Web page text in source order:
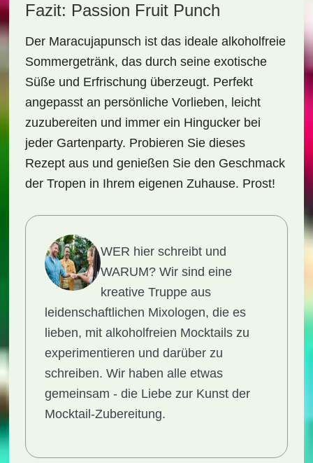
Fazit: Passion Fruit Punch
Der Maracujapunsch ist das ideale alkoholfreie
Sommergetränk, das durch seine exotische
Süße und Erfrischung überzeugt. Perfekt
angepasst an persönliche Vorlieben, leicht
zuzubereiten und immer ein Hingucker bei
jeder Gartenparty. Probieren Sie dieses
Rezept aus und genießen Sie den Geschmack
der Tropen in Ihrem eigenen Zuhause. Prost!
WER hier schreibt und
WARUM?Wir sind eine
kreative Truppe aus
leidenschaftlichen Mixologen, die es
lieben, mit alkoholfreien Mocktails zu
experimentieren und darüber zu
schreiben. Wir haben alle etwas
gemeinsam - die Liebe zur Kunst der
Mocktail-Zubereitung.